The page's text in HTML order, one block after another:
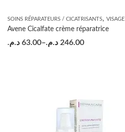
SOINS RÉPARATEURS / CICATRISANTS, VISAGE
Avene Cicalfate crème réparatrice
63.00 د.م. – 246.00 د.م.